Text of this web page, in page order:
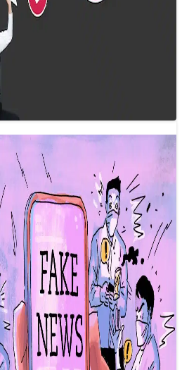
dậy?
ngày càng trở nên quan trọng.
trong bối cảnh các tổ chức…
– Nhà báo cần kỹ